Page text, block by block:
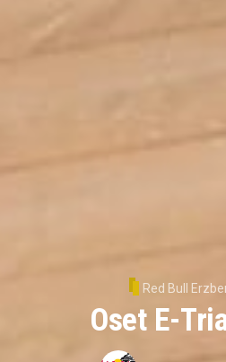
Red Bull
Oset E-